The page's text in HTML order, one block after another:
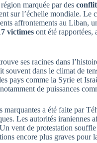
marquée par des
sur l’échelle mondiale.
affrontements au Liban,
victimes ont été rapportées,
ses racines dans
souvent dans le climat de
pays comme la Syrie et
de puissances
marquantes a été faite par
Les autorités
vent de protestation
encore plus graves pour